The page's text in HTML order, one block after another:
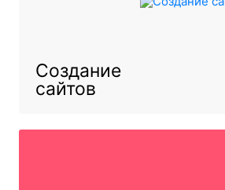
Создание
сайтов